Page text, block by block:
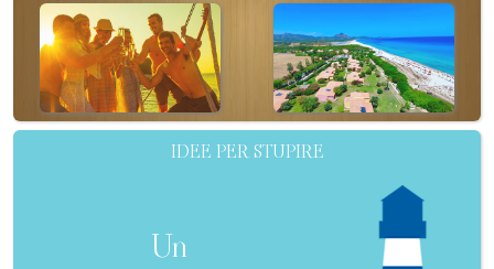
IDEE PER STUPIRE
Un